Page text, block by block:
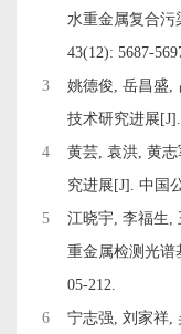
水重金属复合污
43(12): 5687-
3
姚德俊, 岳昌盛,
技术研究进展
4
黄芸, 袁洪, 黄
究进展[J]. 中国
5
江晓宇, 李福生,
重金属检测光谱
05-212.
6
宁志强, 刘家祥,